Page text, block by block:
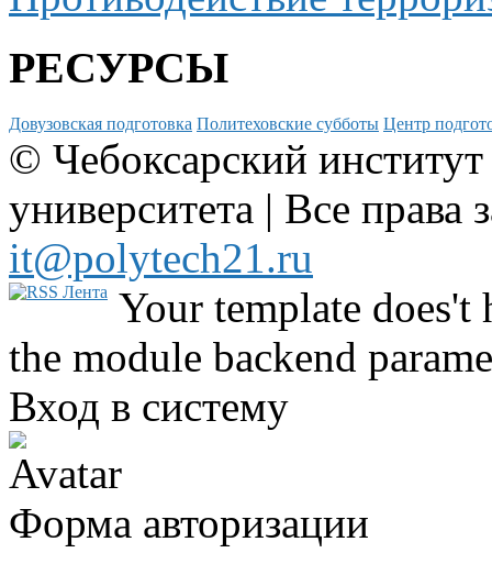
РЕСУРСЫ
Довузовская подготовка Политеховские субботы Центр
© Чебоксарский
университета | Все
it@polytech21.ru
Your template
the module backend
Вход в систему
Форма авторизации